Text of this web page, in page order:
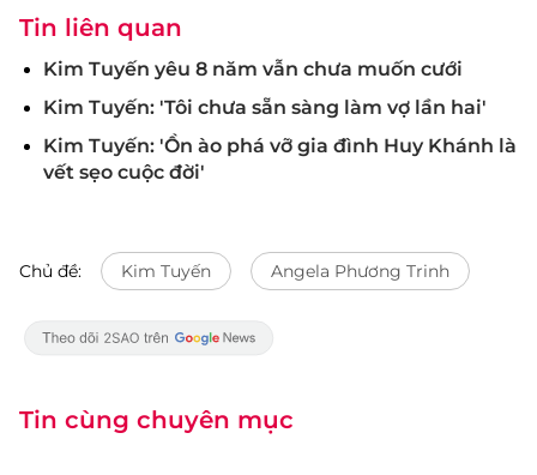
Tin liên quan
Kim Tuyến yêu 8 năm vẫn chưa muốn cưới
Kim Tuyến: 'Tôi chưa sẵn sàng làm vợ lần hai'
Kim Tuyến: 'Ồn ào phá vỡ gia đình Huy Khánh là
vết sẹo cuộc đời'
Chủ đề: Kim Tuyến Angela Phương Trinh
Tin cùng chuyên mục